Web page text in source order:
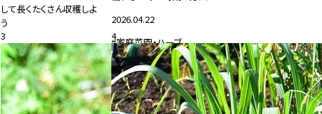
して長くたくさん収穫しよ
う
2025.06.20
#家庭菜園・ハーブ
2026.04.22
#家庭菜園・ハーブ
3 4